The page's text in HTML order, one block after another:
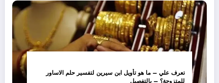
تعرف علي – ما هو تأويل ابن سيرين لتفسير حلم الاساور
للمتزوجة؟ – بالتفصيل